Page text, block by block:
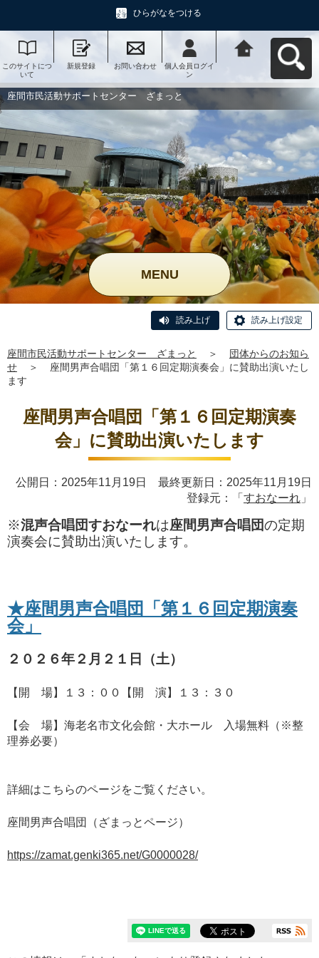
ひらがなをつける
このサイトにつ
いて
新規登録 お問い合わせ
個人会員ログイ
ン
ー ざまっとへ
座間市民活動サポートセンター ざまっと
MENU
読み上げ 読み上げ設定
座間市民活動サポートセンター ざまっと ＞
団体からのお知ら
せ
＞
座間男声合唱団「第１６回定期演奏会」に賛助出演いたし
ます
座間男声合唱団「第１６回定期演奏
会」に賛助出演いたします
公開日：2025年11月19日 最終更新日：2025年11月19日
登録元：「 すおなーれ 」
※混声合唱団すおなーれは座間男声合唱団の定期
演奏会に賛助出演いたします。
★座間男声合唱団「第１６回定期演奏
会」
２０２６年２月２１日（土）
【開 場】１３：００【開 演】１３：３０
【会 場】海老名市文化会館・大ホール 入場無料（※整
理券必要）
詳細はこちらのページをご覧ください。
座間男声合唱団（ざまっとページ）
https://zamat.genki365.net/G0000028/